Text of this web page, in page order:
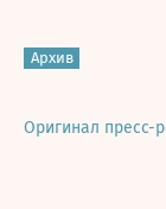
Архив
Оригинал пресс-